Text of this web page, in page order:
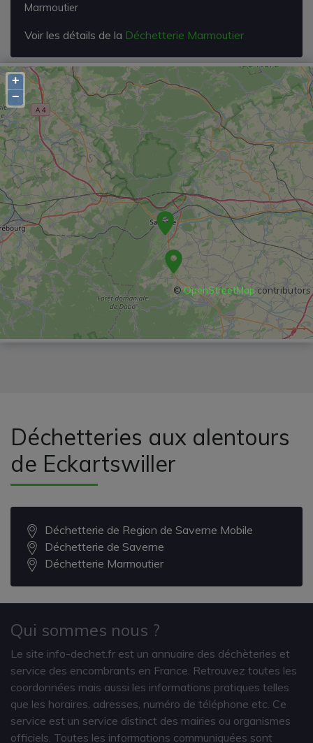
Marmoutier
Voir les détails de la Déchetterie Marmoutier
+
−
©OpenStreetMap contributors
Déchetteries aux alentours
de Eckartswiller
Déchetterie de Region de Saverne Mobile
Déchetterie de Saverne
Déchetterie Marmoutier
Qui sommes nous ?
Le site info-dechet.fr est un annuaire des déchèteries et
service des encombrants en France. Retrouvez toutes les
coordonnées mais aussi les informations pratiques telles
que les horaires, adresses, numéro de téléphone etc. Ce
service est un service distinct des mairies ou organismes
officiels. Toutes les informations communiquées sont